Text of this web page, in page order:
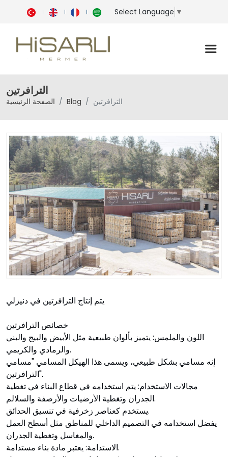
Select Language ▼
الترافرتين
الصفحة الرئيسية Blog الترافرتين
يتم إنتاج الترافرتين في دنيزلي
خصائص الترافرتين
اللون والملمس: يتميز بألوان طبيعية مثل الأبيض والبيج والبني
والرمادي والكريمي.
إنه مسامي بشكل طبيعي، ويسمى هذا الهيكل المسامي "مسامي
الترافرتين".
مجالات الاستخدام: يتم استخدامه في قطاع البناء في تغطية
الجدران وتغطية الأرضيات والأرصفة والسلالم.
يستخدم كعناصر زخرفية في تنسيق الحدائق.
يفضل استخدامه في التصميم الداخلي للمناطق مثل أسطح العمل
والمغاسل وتغطية الجدران.
الاستدامة: يعتبر مادة بناء مستدامة.